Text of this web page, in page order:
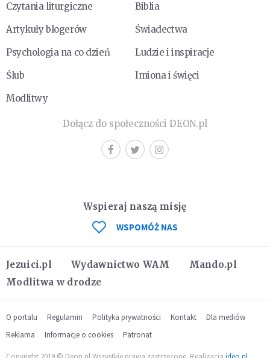
Czytania liturgiczne
Biblia
Artykuły blogerów
Świadectwa
Psychologia na co dzień
Ludzie i inspiracje
Ślub
Imiona i święci
Modlitwy
Dołącz do społeczności DEON.pl
Jezuici.pl Wydawnictwo WAM
Mando.pl
Modlitwa w drodze
Wspieraj naszą misję
WSPOMÓŻ NAS
O portalu Regulamin Polityka prywatności Kontakt
Dla mediów
Reklama
Informacje o cookies Patronat